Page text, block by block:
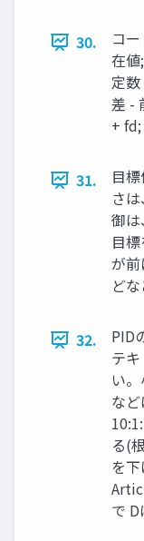
30.
コ
在
定
差 -
+
31.
目
さ
御
目
が
ど
32.
PID
テ
い
な
る(
を
で